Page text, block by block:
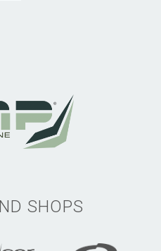
SHOPS